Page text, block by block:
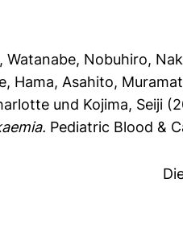
,Watanabe, Nobuhiro,
, Hama, Asahito,
und Kojima, Seiji
Pediatric Blood &